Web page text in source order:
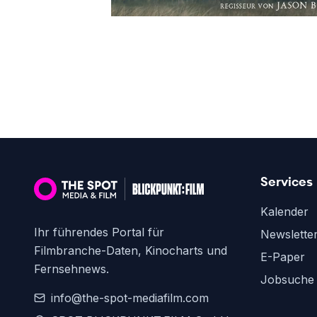
Ihr führendes Portal für
Filmbranche-Daten, Kinocharts und
Fernsehnews.
info@the-spot-mediafilm.com
Services
Kalender
E-Paper
Jobsuche